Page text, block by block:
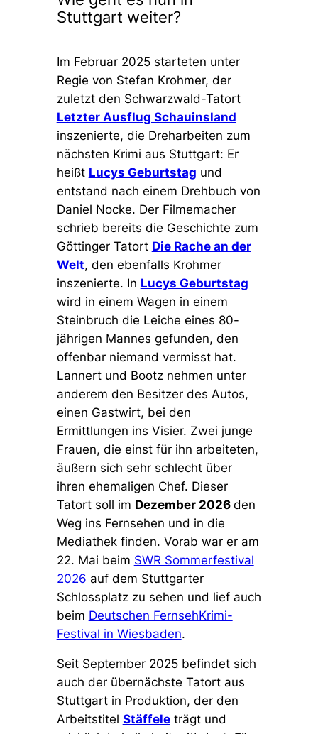
Stuttgart weiter?
Im Februar 2025 starteten unter
Regie von Stefan Krohmer, der
zuletzt den Schwarzwald-Tatort
Letzter Ausflug Schauinsland
inszenierte, die Dreharbeiten zum
nächsten Krimi aus Stuttgart: Er
heißt Lucys Geburtstag und
entstand nach einem Drehbuch von
Daniel Nocke. Der Filmemacher
schrieb bereits die Geschichte zum
Göttinger Tatort Die Rache an der
Welt, den ebenfalls Krohmer
inszenierte. In Lucys Geburtstag
wird in einem Wagen in einem
Steinbruch die Leiche eines 80-
jährigen Mannes gefunden, den
offenbar niemand vermisst hat.
Lannert und Bootz nehmen unter
anderem den Besitzer des Autos,
einen Gastwirt, bei den
Ermittlungen ins Visier. Zwei junge
Frauen, die einst für ihn arbeiteten,
äußern sich sehr schlecht über
ihren ehemaligen Chef. Dieser
Tatort soll im Dezember 2026 den
Weg ins Fernsehen und in die
Mediathek finden. Vorab war er am
22. Mai beim SWR Sommerfestival
2026 auf dem Stuttgarter
Schlossplatz zu sehen und lief auch
beim Deutschen FernsehKrimi-
Festival in Wiesbaden.
Seit September 2025 befindet sich
auch der übernächste Tatort aus
Stuttgart in Produktion, der den
Arbeitstitel Stäffeleträgt und